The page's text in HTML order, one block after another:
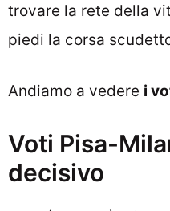
trovare la rete della
piedi la corsa
Andiamo a vedere i
Voti Pisa-
decisivo